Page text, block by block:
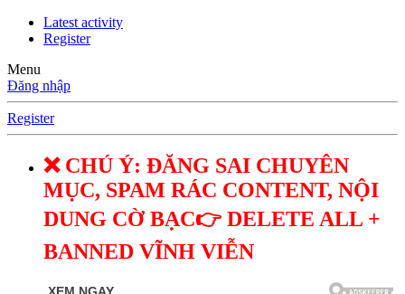
Latest activity
Register
Menu
Đăng nhập
Register
❌ CHÚ Ý: ĐĂNG SAI CHUYÊN
MỤC, SPAM RÁC CONTENT, NỘI
DUNG CỜ BẠC👉 DELETE ALL +
BANNED VĨNH VIỄN